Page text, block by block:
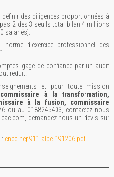
définir des diligences proportionnées à
2 des 3 seuils total bilan 4 millions
salariés).
d'exercice professionnel des
gage de confiance par un audit
réduit.
et pour toute mission
à la transformation,
à la fusion, commissaire
ou au 0188245403, contactez nous
demandez nous un devis sur
: cncc-nep911-alpe-191206.pdf